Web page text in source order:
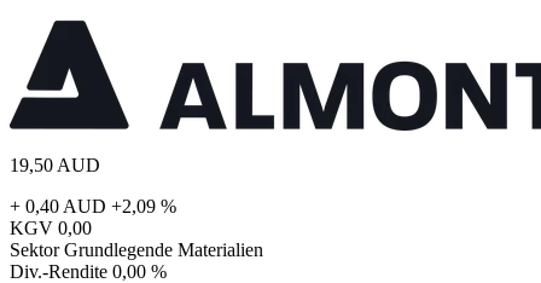
19,50 AUD
+ 0,40 AUD +2,09 %
KGV 0,00
Sektor Grundlegende Materialien
Div.-Rendite 0,00 %